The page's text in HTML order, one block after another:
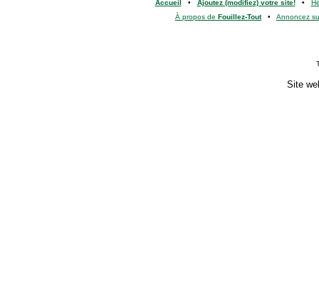
Accueil • Ajoutez (modifiez) votre site!•
À propos de Fouillez-Tout• Annoncez
Site